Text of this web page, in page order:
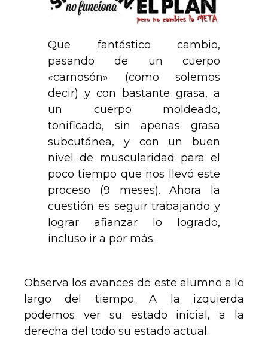
Que fantástico cambio,
pasando de un cuerpo
«carnosón» (como solemos
decir) y con bastante grasa, a
un cuerpo moldeado,
tonificado, sin apenas grasa
subcutánea, y con un buen
nivel de muscularidad para el
poco tiempo que nos llevó este
proceso (9 meses). Ahora la
cuestión es seguir trabajando y
lograr afianzar lo logrado,
incluso ir a por más.
Observa los avances de este alumno a lo
largo del tiempo. A la izquierda
podemos ver su estado inicial, a la
derecha del todo su estado actual.